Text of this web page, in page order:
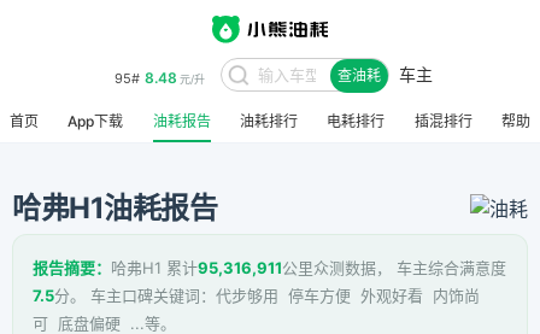
95# 8.48 元/升 查油耗 车主
首页 App下载 油耗报告 油耗排行 电耗排行 插混排行 帮助
哈弗H1油耗报告
报告摘要： 哈弗H1 累计95,316,911公里众测数据， 车主综合满意度
7.5分。 车主口碑关键词：代步够用 停车方便 外观好看 内饰尚
可 底盘偏硬 ...等。